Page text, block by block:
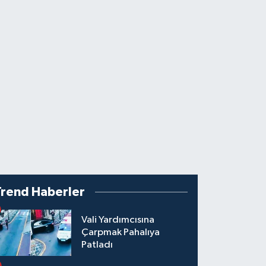
Haberler
Vali Yardımcısına
Çarpmak Pahalıya
Patladı